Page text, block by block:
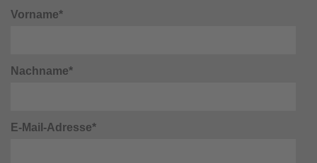
Vorname*
Nachname*
E-Mail-Adresse*